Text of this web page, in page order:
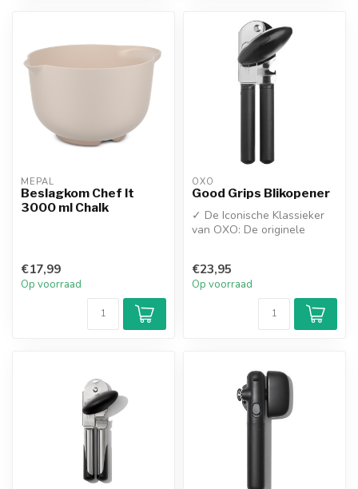
MEPAL
Beslagkom Chef It
3000 ml Chalk
€17,99
Op voorraad
OXO
Good Grips Blikopener
✓ De Iconische Klassieker
van OXO: De originele
€23,95
Op voorraad